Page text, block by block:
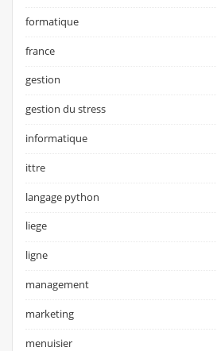
formatique
france
gestion
gestion du stress
informatique
ittre
langage python
liege
ligne
management
marketing
menuisier